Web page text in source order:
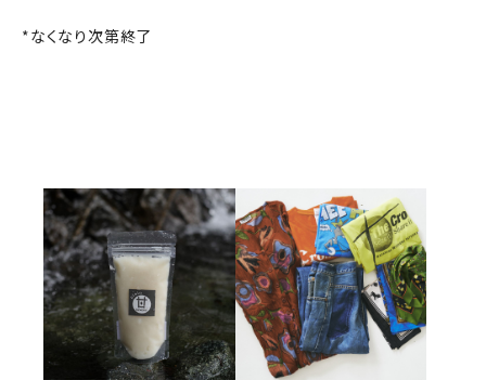
*なくなり次第終了